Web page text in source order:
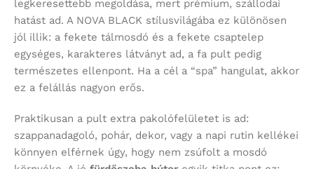
legkeresettebb megoldása, mert prémium, szállodai
hatást ad. A NOVA BLACK stílusvilágába ez különösen
jól illik: a fekete tálmosdó és a fekete csaptelep
egységes, karakteres látványt ad, a fa pult pedig
természetes ellenpont. Ha a cél a “spa” hangulat, akkor
ez a felállás nagyon erős.
Praktikusan a pult extra pakolófelületet is ad:
szappanadagoló, pohár, dekor, vagy a napi rutin kellékei
könnyen elférnek úgy, hogy nem zsúfolt a mosdó